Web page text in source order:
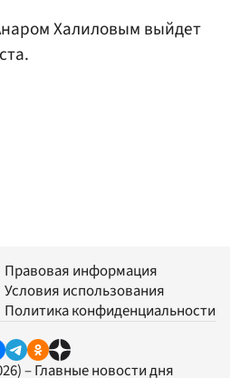
Халиловым выйдет
Правовая информация
Условия использования
Политика конфиденциальности
– Главные новости дня